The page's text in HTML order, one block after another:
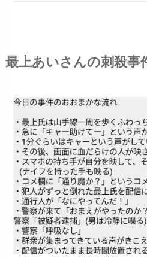
最上あいさんの刺殺事